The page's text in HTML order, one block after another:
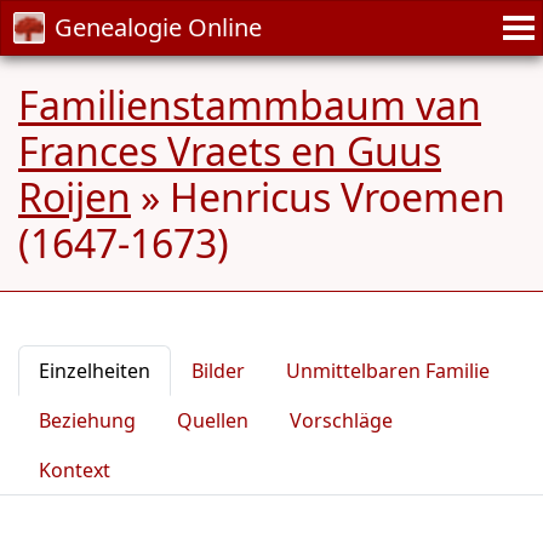
Genealogie Online
Familienstammbaum van
Frances Vraets en Guus
Roijen » Henricus Vroemen
(1647-1673)
Einzelheiten Bilder
Unmittelbaren Familie
Beziehung
Quellen
Vorschläge
Kontext